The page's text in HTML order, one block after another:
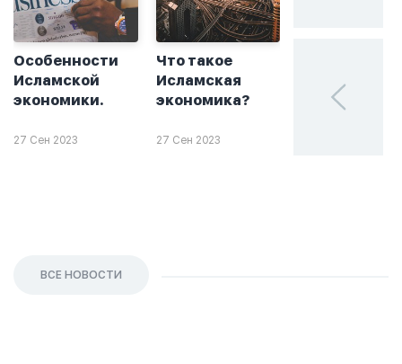
Особенности
Исламской
экономики.
27 Сен 2023
Что такое
Исламская
экономика?
27 Сен 2023
халяльное
ВСЕ НОВОСТИ